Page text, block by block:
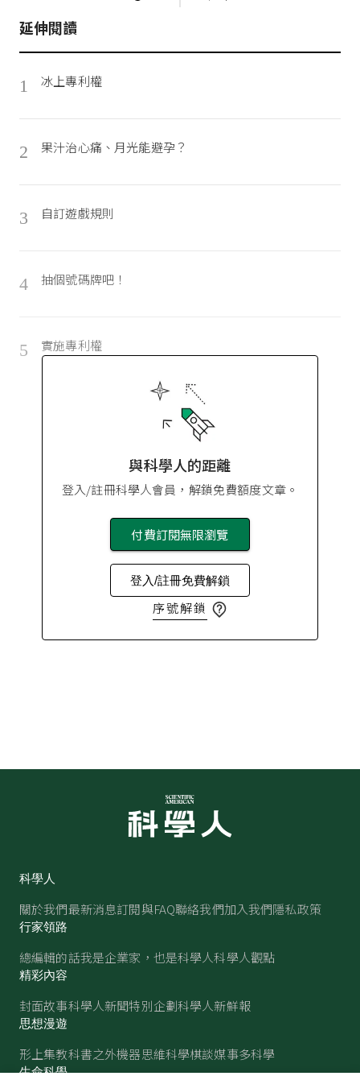
延伸閱讀
1 冰上專利權
2 果汁治心痛、月光能避孕？
3 自訂遊戲規則
4 抽個號碼牌吧！
5 實施專利權
與科學人的距離
登入/註冊科學人會員，解鎖免費額度文章。
付費訂閱無限瀏覽
登入/註冊免費解鎖
序號解鎖
科學人
關於我們最新消息訂閱與FAQ聯絡我們加入我們隱私政策
行家領路
總編輯的話我是企業家，也是科學人科學人觀點
精彩內容
封面故事科學人新聞特別企劃科學人新鮮報
思想漫遊
形上集教科書之外機器思維科學棋談媒事多科學
生命科學